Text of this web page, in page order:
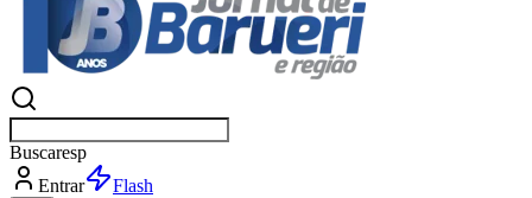
Buscarn
Entrar
Explorar